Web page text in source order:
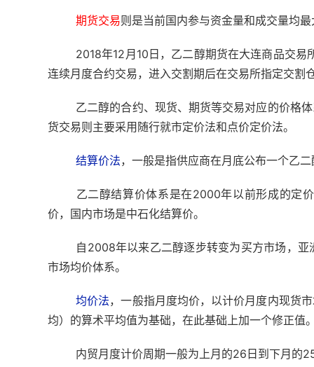
期货交易则是当前国内参与资金量和成交量均
2018年12月10日，乙二醇期货在大连商品交
连续月度合约交易，进入交割期后在交易所指定交割
乙二醇的合约、现货、期货等交易对应的价格
货交易则主要采用随行就市定价法和点价定价法。
结算价法，一般是指供应商在月底公布一个乙
乙二醇结算价体系是在2000年以前形成的定
价，国内市场是中石化结算价。
自2008年以来乙二醇逐步转变为买方市场，
市场均价体系。
均价法，一般指月度均价，以计价月度内现货
均）的算术平均值为基础，在此基础上加一个修正值
内贸月度计价周期一般为上月的26日到下月的